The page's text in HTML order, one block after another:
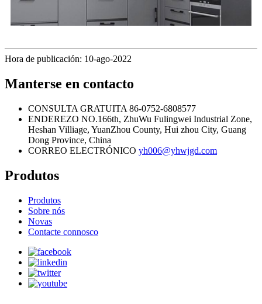
Hora de publicación: 10-ago-2022
Manterse en contacto
CONSULTA GRATUITA 86-0752-6808577
ENDEREZO NO.166th, ZhuWu Fulingwei Industrial Zone,
Heshan Villiage, YuanZhou County, Hui zhou City, Guang
Dong Province, China
CORREO ELECTRÓNICO yh006@yhwjgd.com
Produtos
Produtos
Sobre nós
Novas
Contacte connosco